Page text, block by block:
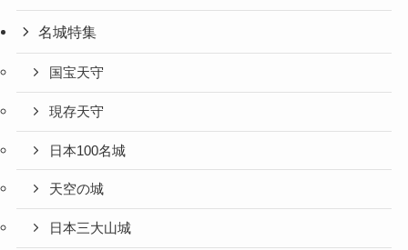
名城特集
国宝天守
現存天守
日本100名城
天空の城
日本三大山城